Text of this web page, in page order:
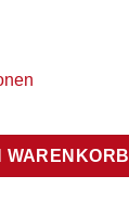
WARENKORB